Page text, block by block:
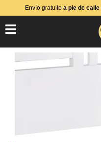
Envío gratuito a pie de calle